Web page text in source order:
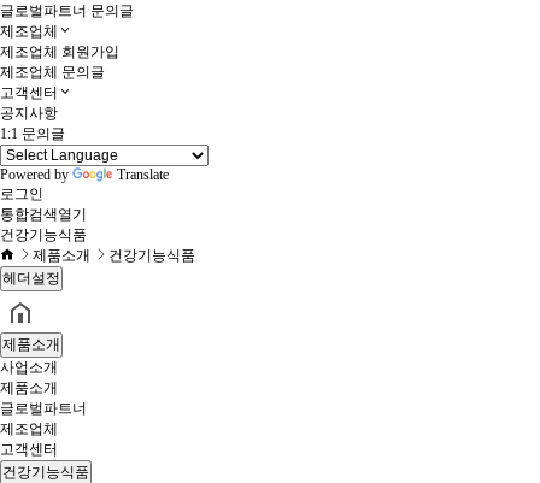
글로벌파트너 문의글
제조업체
제조업체 회원가입
제조업체 문의글
고객센터
공지사항
1:1 문의글
Powered by
Translate
로그인
통합검색열기
건강기능식품
제품소개
건강기능식품
헤더설정
제품소개
사업소개
제품소개
글로벌파트너
제조업체
고객센터
건강기능식품